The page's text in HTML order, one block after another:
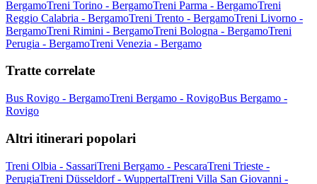
BergamoTreni Torino - BergamoTreni Parma - BergamoTreni
Reggio Calabria - BergamoTreni Trento - BergamoTreni Livorno -
BergamoTreni Rimini - BergamoTreni Bologna - BergamoTreni
Perugia - BergamoTreni Venezia - Bergamo
Tratte correlate
Bus Rovigo - BergamoTreni Bergamo - RovigoBus Bergamo -
Rovigo
Altri itinerari popolari
Treni Olbia - SassariTreni Bergamo - PescaraTreni Trieste -
PerugiaTreni Düsseldorf - WuppertalTreni Villa San Giovanni -